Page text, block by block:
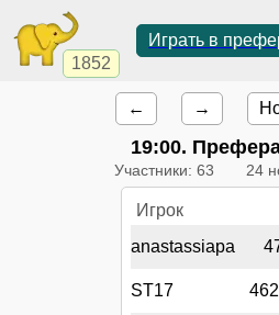
1852
Играть в
← →
19:00.
Участники: 63 24
Игрок
anastassiapa
ST17